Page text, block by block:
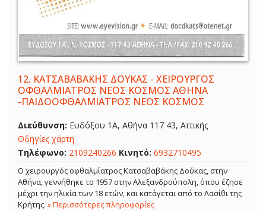
12. ΚΑΤΣΑΒΑΒΑΚΗΣ ΔΟΥΚΑΣ - ΧΕΙΡΟΥΡΓΟΣ
ΟΦΘΑΛΜΙΑΤΡΟΣ ΝΕΟΣ ΚΟΣΜΟΣ ΑΘΗΝΑ
-ΠΑΙΔΟΟΦΘΑΛΜΙΑΤΡΟΣ ΝΕΟΣ ΚΟΣΜΟΣ
Διεύθυνση: Ευδόξου 1Α, Αθήνα 117 43, Αττικής
Οδηγίες χάρτη
Τηλέφωνο: 2109240266 Κινητό: 6932710495
Ο χειρουργός οφθαλμίατρος Κατσαβαβάκης Δούκας, στην
Αθήνα, γεννήθηκε το 1957 στην Αλεξανδρούπολη, όπου έζησε
μέχρι την ηλικία των 18 ετών, και κατάγεται από το Λασίθι της
Κρήτης. » Περισσότερες πληροφορίες